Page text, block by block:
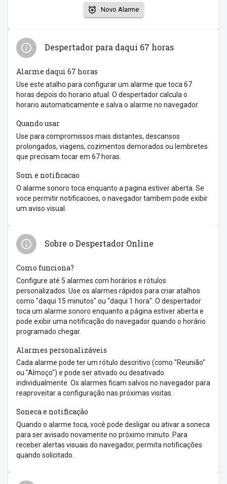
Novo Alarme
Despertador para daqui 67 horas
Alarme daqui 67 horas
Use este atalho para configurar um alarme que toca 67
horas depois do horario atual. O despertador calcula o
horario automaticamente e salva o alarme no navegador.
Quando usar
Use para compromissos mais distantes, descansos
prolongados, viagens, cozimentos demorados ou lembretes
que precisam tocar em 67 horas.
Som e notificacao
O alarme sonoro toca enquanto a pagina estiver aberta. Se
voce permitir notificacoes, o navegador tambem pode exibir
um aviso visual.
Sobre o Despertador Online
Como funciona?
Configure até 5 alarmes com horários e rótulos
personalizados. Use os alarmes rápidos para criar atalhos
como "daqui 15 minutos" ou "daqui 1 hora". O despertador
toca um alarme sonoro enquanto a página estiver aberta e
pode exibir uma notificação do navegador quando o horário
programado chegar.
Alarmes personalizáveis
Cada alarme pode ter um rótulo descritivo (como "Reunião"
ou "Almoço") e pode ser ativado ou desativado
individualmente. Os alarmes ficam salvos no navegador para
reaproveitar a configuração nas próximas visitas.
Soneca e notificação
Quando o alarme toca, você pode desligar ou ativar a soneca
para ser avisado novamente no próximo minuto. Para
receber alertas visuais do navegador, permita notificações
quando solicitado.